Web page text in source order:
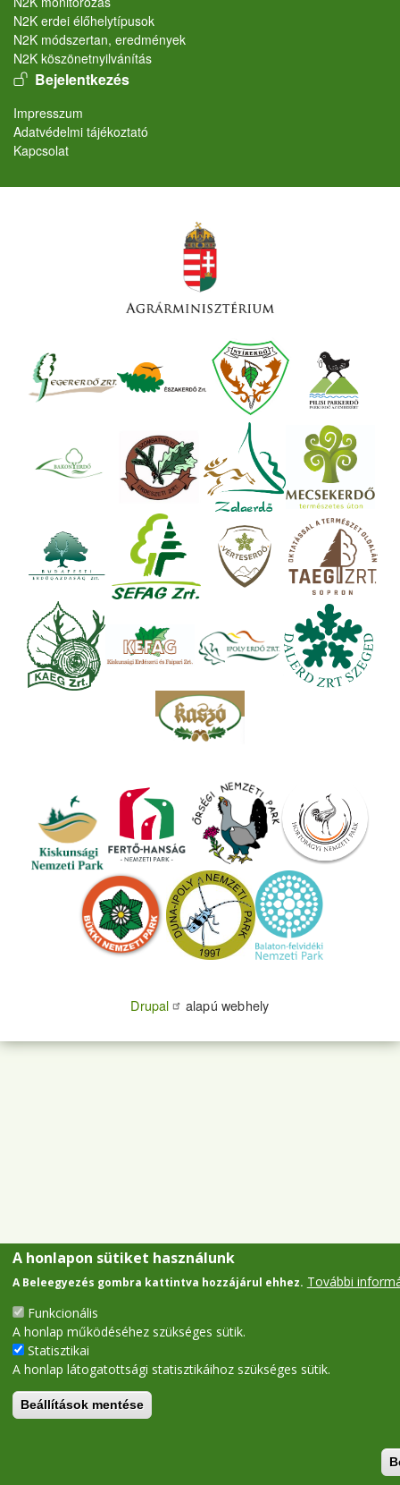
N2K erdei élőhelytípusok
N2K módszertan, eredmények
N2K köszönetnyilvánítás
User account menu
Bejelentkezés
Lábléc
Impresszum
Adatvédelmi tájékoztató
Kapcsolat
Drupal alapú webhely
A honlapon sütiket használunk
A Beleegyezés gombra kattintva hozzájárul ehhez. További
Funkcionális
A honlap működéséhez szükséges sütik.
Statisztikai
A honlap látogatottsági statisztikáihoz szükséges sütik.
Beállítások mentése